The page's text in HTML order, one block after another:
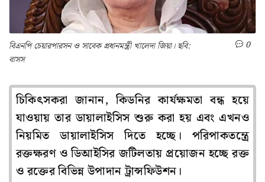
বিএনপি চেয়ারপারসন ও সাবেক প্রধানমন্ত্রী খালেদা জিয়া। ছবি:
বাসস
0
চিকিৎসকরা জানান, কিডনির কার্যক্ষমতা বন্ধ হয়ে
যাওয়ায় তার ডায়ালাইসিস শুরু করা হয় এবং এখনও
নিয়মিত ডায়ালাইসিস দিতে হচ্ছে। পরিপাকতন্ত্রে
রক্তক্ষরণ ও ডিআইসির জটিলতায় প্রয়োজন হচ্ছে রক্ত
ও রক্তের বিভিন্ন উপাদান ট্রান্সফিউশন।